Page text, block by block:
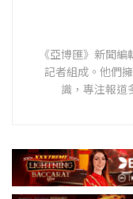
《亞博匯》新聞
記者組成。他們
識，專注報道